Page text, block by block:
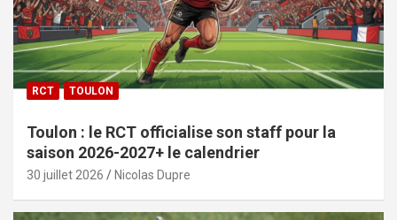
RCT TOULON
Toulon : le RCT officialise son staff pour la
saison 2026-2027+ le calendrier
30 juillet 2026 Nicolas Dupre